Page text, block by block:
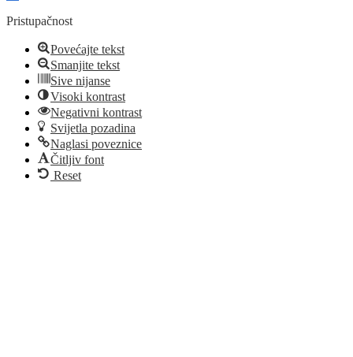
Pristupačnost
Povećajte tekst
Smanjite tekst
Sive nijanse
Visoki kontrast
Negativni kontrast
Svijetla pozadina
Naglasi poveznice
Čitljiv font
Reset